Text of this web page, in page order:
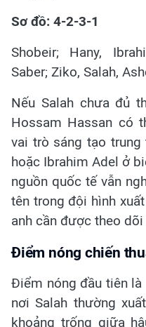
Sơ đồ: 4-2-3-1
Shobeir; Hany,
Saber; Ziko, Salah,
Nếu Salah chưa đủ
Hossam Hassan có
vai trò sáng tạo trung
hoặc Ibrahim Adel ở
nguồn quốc tế vẫn
tên trong đội hình
anh cần được theo
Điểm nóng chiến
Điểm nóng đầu tiên là
nơi Salah thường
khoảng trống giữa